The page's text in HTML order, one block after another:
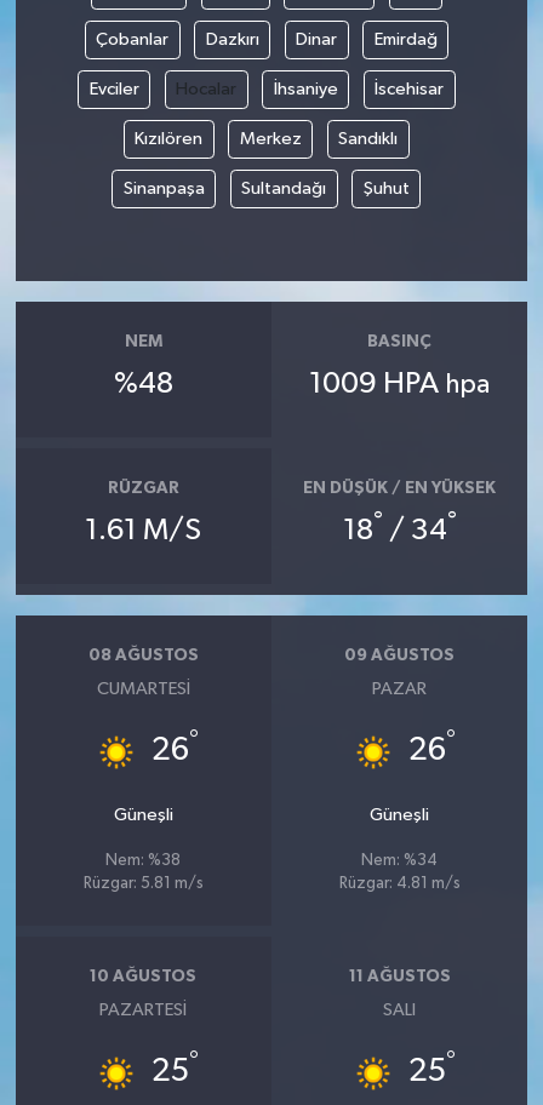
Çobanlar Dazkırı Dinar Emirdağ
Evciler Hocalar İhsaniye İscehisar
Kızılören Merkez Sandıklı
Sinanpaşa Sultandağı Şuhut
NEM
%48
BASINÇ
1009 HPA hpa
RÜZGAR
1.61 M/S
EN DÜŞÜK / EN YÜKSEK
18° / 34°
08 AĞUSTOS
CUMARTESI
26°
Güneşli
Nem: %38
Rüzgar: 5.81 m/s
09 AĞUSTOS
PAZAR
26°
Güneşli
Nem: %34
Rüzgar: 4.81 m/s
10 AĞUSTOS
PAZARTESI
25°
11 AĞUSTOS
SALI
25°